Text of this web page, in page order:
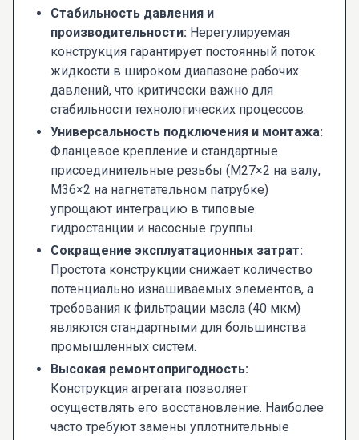
Стабильность давления и
производительности: Нерегулируемая
конструкция гарантирует постоянный поток
жидкости в широком диапазоне рабочих
давлений, что критически важно для
стабильности технологических процессов.
Универсальность подключения и монтажа:
Фланцевое крепление и стандартные
присоединительные резьбы (М27×2 на валу,
М36×2 на нагнетательном патрубке)
упрощают интеграцию в типовые
гидростанции и насосные группы.
Сокращение эксплуатационных затрат:
Простота конструкции снижает количество
потенциально изнашиваемых элементов, а
требования к фильтрации масла (40 мкм)
являются стандартными для большинства
промышленных систем.
Высокая ремонтопригодность:
Конструкция агрегата позволяет
осуществлять его восстановление. Наиболее
часто требуют замены уплотнительные